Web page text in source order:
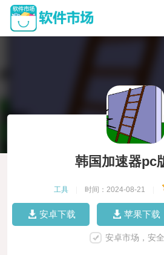
韩国加速器pc
工具 时间：2024-08-21
安卓下载 苹果下载
安卓市场，安